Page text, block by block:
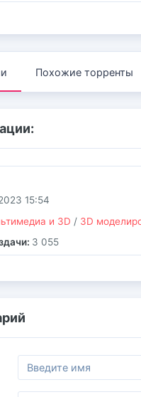
Похожие торренты
15:54
и 3D / 3D
3 055